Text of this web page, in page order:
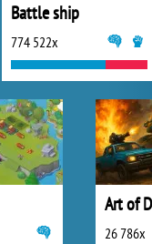
Battle ship
774 522x
Art of
26 786x